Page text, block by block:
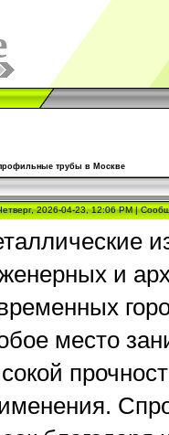
трубы в Москве
2026-04-23, 12:06 PM |
и
место